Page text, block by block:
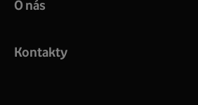
COMPAL CH7465VF
silný signál pro celou domácnost.
O nás
Kontakty